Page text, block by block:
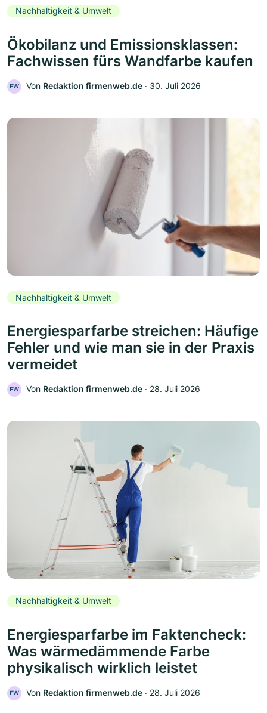
Nachhaltigkeit & Umwelt
Ökobilanz und Emissionsklassen:
Fachwissen fürs Wandfarbe kaufen
FW Von Redaktion firmenweb.de ‧ 30. Juli 2026
Nachhaltigkeit & Umwelt
Energiesparfarbe streichen: Häufige
Fehler und wie man sie in der Praxis
vermeidet
FW Von Redaktion firmenweb.de ‧ 28. Juli 2026
Nachhaltigkeit & Umwelt
Energiesparfarbe im Faktencheck:
Was wärmedämmende Farbe
physikalisch wirklich leistet
FW Von Redaktion firmenweb.de ‧ 28. Juli 2026